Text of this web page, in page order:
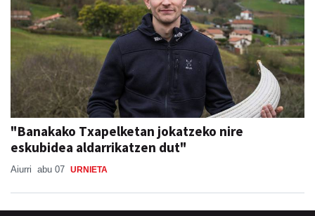
"Banakako Txapelketan jokatzeko nire
eskubidea aldarrikatzen dut"
Aiurri abu 07 URNIETA